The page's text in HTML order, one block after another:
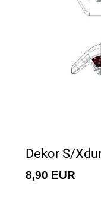
Dekor S/
8,90 EUR